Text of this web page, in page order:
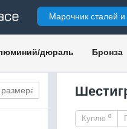
Марочник сталей и
дюраль Бронза
Куплю 0